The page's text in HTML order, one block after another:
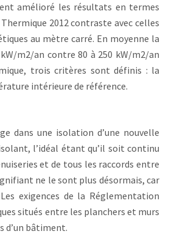
amélioré les résultats en termes
2012 contraste avec celles
au mètre carré. En moyenne la
m2/an contre 80 à 250 kW/m2/an
trois critères sont définis : la
intérieure de référence.
dans une isolation d’une nouvelle
l’idéal étant qu’il soit continu
et de tous les raccords entre
ne le sont plus désormais, car
exigences de la Réglementation
situés entre les planchers et murs
d’un bâtiment.